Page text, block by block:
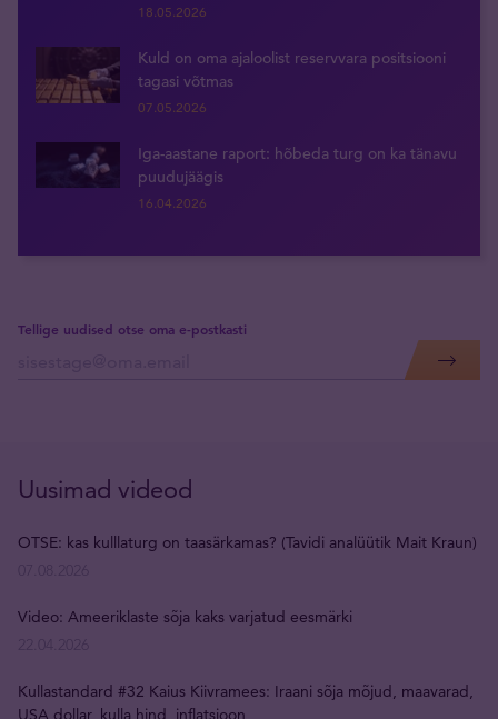
18.05.2026
Kuld on oma ajaloolist reservvara positsiooni
tagasi võtmas
07.05.2026
Iga-aastane raport: hõbeda turg on ka tänavu
puudujäägis
16.04.2026
Tellige uudised otse oma e-postkasti
Uusimad videod
OTSE: kas kulllaturg on taasärkamas? (Tavidi analüütik Mait Kraun)
Video: Ameeriklaste sõja kaks varjatud eesmärki
Kullastandard #32 Kaius Kiivramees: Iraani sõja mõjud, maavarad,